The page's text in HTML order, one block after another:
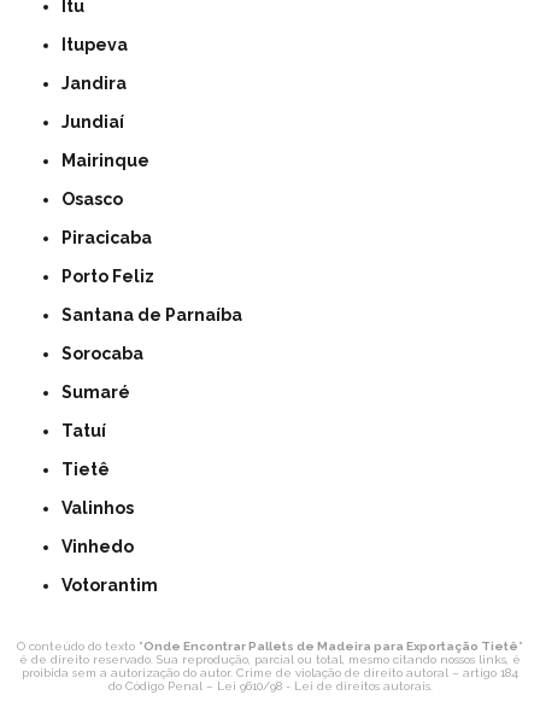
Itu
Itupeva
Jandira
Jundiaí
Mairinque
Osasco
Piracicaba
Porto Feliz
Santana de Parnaíba
Sorocaba
Sumaré
Tatuí
Tietê
Valinhos
Vinhedo
Votorantim
O conteúdo do texto "Onde Encontrar Pallets de Madeira para Exportação Tietê"
é de direito reservado. Sua reprodução, parcial ou total, mesmo citando nossos links, é
proibida sem a autorização do autor. Crime de violação de direito autoral – artigo 184
do Código Penal – Lei 9610/98 - Lei de direitos autorais.